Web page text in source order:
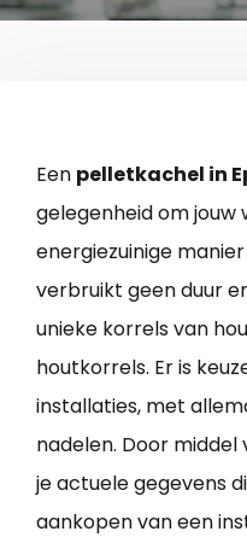
Een pelletkachel in
gelegenheid om jouw
energiezuinige
verbruikt geen duur
unieke korrels van
houtkorrels. Er is
installaties, met
nadelen. Door
je actuele gegevens
aankopen van een